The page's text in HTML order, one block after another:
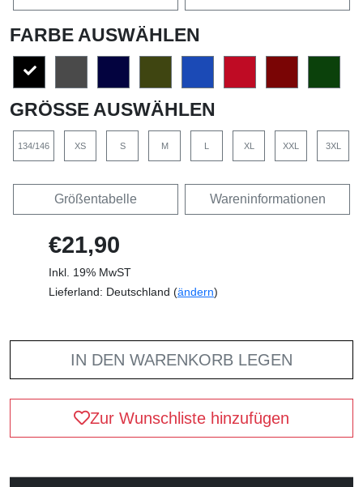
FARBE AUSWÄHLEN
GRÖSSE AUSWÄHLEN
134/146 XS S M L XL XXL 3XL
Größentabelle Wareninformationen
€21,90
Inkl. 19% MwST
Lieferland: Deutschland (ändern)
IN DEN WARENKORB LEGEN
Zur Wunschliste hinzufügen